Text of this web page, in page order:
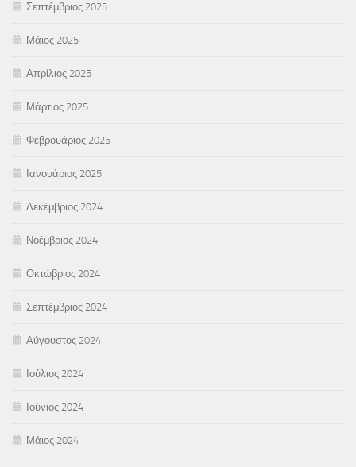
Σεπτέμβριος 2025
Μάιος 2025
Απρίλιος 2025
Μάρτιος 2025
Φεβρουάριος 2025
Ιανουάριος 2025
Δεκέμβριος 2024
Νοέμβριος 2024
Οκτώβριος 2024
Σεπτέμβριος 2024
Αύγουστος 2024
Ιούλιος 2024
Ιούνιος 2024
Μάιος 2024